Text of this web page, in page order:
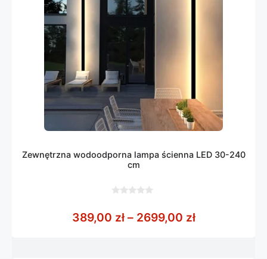
Zewnętrzna wodoodporna lampa ścienna LED 30-240
cm
5
389,00 zł – 2699,00 złZakres cen: